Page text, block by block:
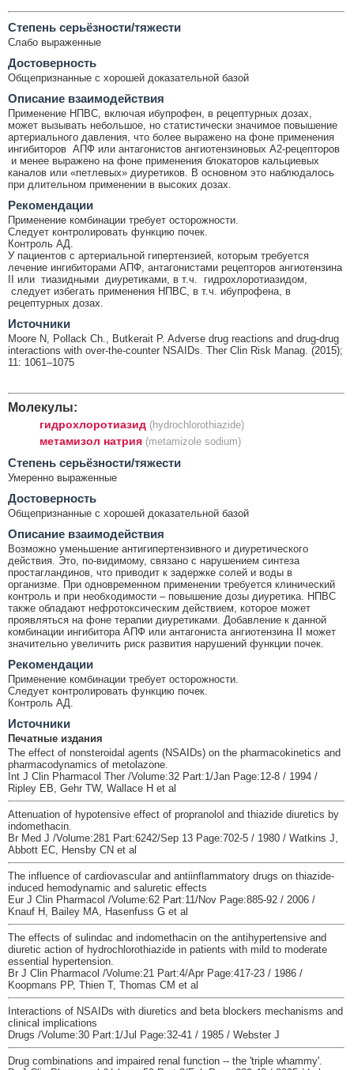
Cтепень серьёзности/тяжести
Слабо выраженные
Достоверность
Общепризнанные с хорошей доказательной базой
Описание взаимодействия
Применение НПВС, включая ибупрофен, в рецептурных дозах,
может вызывать небольшое, но статистически значимое повышение
артериального давления, что более выражено на фоне применения
ингибиторов АПФ или антагонистов ангиотензиновых А2-рецепторов
и менее выражено на фоне применения блокаторов кальциевых
каналов или «петлевых» диуретиков. В основном это наблюдалось
при длительном применении в высоких дозах.
Рекомендации
Применение комбинации требует осторожности.
Следует контролировать функцию почек.
Контроль АД.
У пациентов с артериальной гипертензией, которым требуется
лечение ингибиторами АПФ, антагонистами рецепторов ангиотензина
II или тиазидными диуретиками, в т.ч. гидрохлоротиазидом,
следует избегать применения НПВС, в т.ч. ибупрофена, в
рецептурных дозах.
Источники
Moore N, Pollack Ch., Butkerait P. Adverse drug reactions and drug-drug
interactions with over-the-counter NSAIDs. Ther Clin Risk Manag. (2015);
11: 1061–1075
Молекулы:
гидрохлоротиазид (hydrochlorothiazide)
метамизол натрия (metamizole sodium)
Cтепень серьёзности/тяжести
Умеренно выраженные
Достоверность
Общепризнанные с хорошей доказательной базой
Описание взаимодействия
Возможно уменьшение антигипертензивного и диуретического
действия. Это, по-видимому, связано с нарушением синтеза
простагландинов, что приводит к задержке солей и воды в
организме. При одновременном применении требуется клинический
контроль и при необходимости – повышение дозы диуретика. НПВС
также обладают нефротоксическим действием, которое может
проявляться на фоне терапии диуретиками. Добавление к данной
комбинации ингибитора АПФ или антагониста ангиотензина II может
значительно увеличить риск развития нарушений функции почек.
Рекомендации
Применение комбинации требует осторожности.
Следует контролировать функцию почек.
Контроль АД.
Источники
Печатные издания
The effect of nonsteroidal agents (NSAIDs) on the pharmacokinetics and
pharmacodynamics of metolazone.
Int J Clin Pharmacol Ther /Volume:32 Part:1/Jan Page:12-8 / 1994 /
Ripley EB, Gehr TW, Wallace H et al
Attenuation of hypotensive effect of propranolol and thiazide diuretics by
indomethacin.
Br Med J /Volume:281 Part:6242/Sep 13 Page:702-5 / 1980 / Watkins J,
Abbott EC, Hensby CN et al
The influence of cardiovascular and antiinflammatory drugs on thiazide-
induced hemodynamic and saluretic effects
Eur J Clin Pharmacol /Volume:62 Part:11/Nov Page:885-92 / 2006 /
Knauf H, Bailey MA, Hasenfuss G et al
The effects of sulindac and indomethacin on the antihypertensive and
diuretic action of hydrochlorothiazide in patients with mild to moderate
essential hypertension.
Br J Clin Pharmacol /Volume:21 Part:4/Apr Page:417-23 / 1986 /
Koopmans PP, Thien T, Thomas CM et al
Interactions of NSAIDs with diuretics and beta blockers mechanisms and
clinical implications
Drugs /Volume:30 Part:1/Jul Page:32-41 / 1985 / Webster J
Drug combinations and impaired renal function -- the 'triple whammy'.